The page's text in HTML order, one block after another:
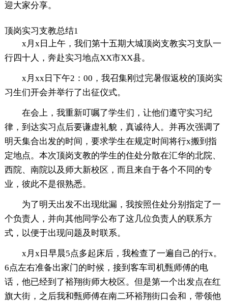
迎大家分享。
顶岗实习支教总结1
x月x日上午，我们第十五期大城顶岗支教实习支队一
行四十人，奔赴实习地点XX市XX县。
x月xx日下午2：00，我召集刚过完暑假返校的顶岗实
习生们开会并举行了出征仪式。
在会上，我重新叮嘱了学生们，让他们遵守实习纪
律，到达实习点后要谦虚礼貌，真诚待人。并再次强调了
明天集合出发的时间，要求学生在规定时间将行x搬到指
定地点。本次顶岗支教的学生的住处分散在汇华的北院、
西院、南院以及师大新校区，而且来自于各个不同的专
业，彼此不是很熟悉。
为了明天出发不出现纰漏，我按照住处分别指定了一
个负责人，并向其他同学公布了这几位负责人的联系方
式，以便于出现问题及时联系。
x月x日早晨5点多起床后，我检查了一遍自己的行x。
6点左右准备出家门的时候，接到客车司机甄师傅的电
话，他已经到了裕翔街师大校区。但是第一个出发点在红
旗大街，之后我和甄师傅在南二环裕翔街口会和，带领他